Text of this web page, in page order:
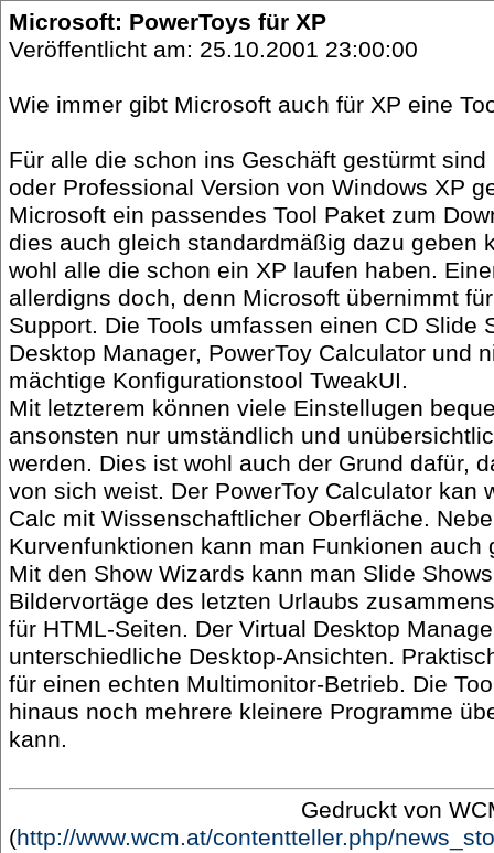
Microsoft: PowerToys für XP
Veröffentlicht am: 25.10.2001 23:00:00
Wie immer gibt Microsoft auch für XP eine
Für alle die schon ins Geschäft gestürmt
oder Professional Version von Windows XP
Microsoft ein passendes Tool Paket zum
dies auch gleich standardmäßig dazu geben
wohl alle die schon ein XP laufen haben.
allerdigns doch, denn Microsoft übernimmt
Support. Die Tools umfassen einen CD Slide
Desktop Manager, PowerToy Calculator und
mächtige Konfigurationstool TweakUI.
Mit letzterem können viele Einstellugen
ansonsten nur umständlich und
werden. Dies ist wohl auch der Grund dafür,
von sich weist. Der PowerToy Calculator kan
Calc mit Wissenschaftlicher Oberfläche.
Kurvenfunktionen kann man Funkionen
Mit den Show Wizards kann man Slide
Bildervortäge des letzten Urlaubs
für HTML-Seiten. Der Virtual Desktop
unterschiedliche Desktop-Ansichten.
für einen echten Multimonitor-Betrieb. Die
hinaus noch mehrere kleinere Programme
kann.
Gedruckt von
(http://www.wcm.at/contentteller.php/